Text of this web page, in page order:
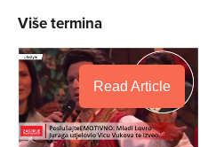
Više termina
Read Article